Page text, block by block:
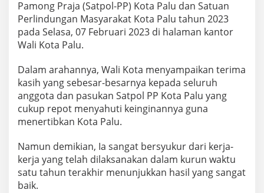
Pamong Praja (Satpol-PP) Kota Palu dan Satuan
Perlindungan Masyarakat Kota Palu tahun 2023
pada Selasa, 07 Februari 2023 di halaman kantor
Wali Kota Palu.
Dalam arahannya, Wali Kota menyampaikan terima
kasih yang sebesar-besarnya kepada seluruh
anggota dan pasukan Satpol PP Kota Palu yang
cukup repot menyahuti keinginannya guna
menertibkan Kota Palu.
Namun demikian, Ia sangat bersyukur dari kerja-
kerja yang telah dilaksanakan dalam kurun waktu
satu tahun terakhir menunjukkan hasil yang sangat
baik.